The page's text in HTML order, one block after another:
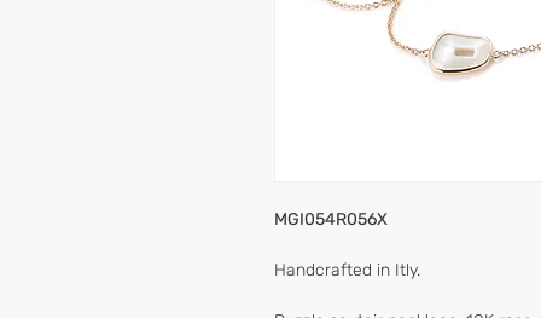
MGI054R056X
Handcrafted in Itly.